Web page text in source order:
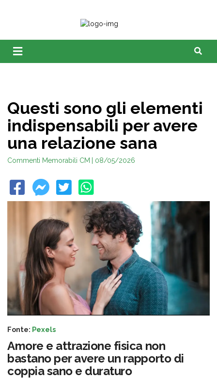
Questi sono gli elementi
indispensabili per avere
una relazione sana
Commenti Memorabili CM | 08/05/2026
Fonte: Pexels
Amore e attrazione fisica non
bastano per avere un rapporto di
coppia sano e duraturo